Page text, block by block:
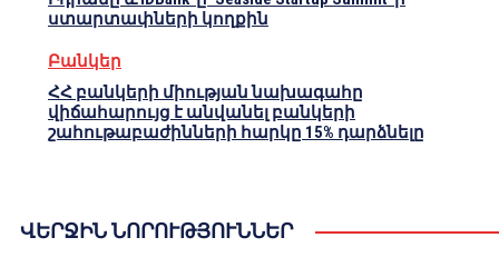
ստարտափների կողքին
Բանկեր
ՀՀ բանկերի միության նախագահը
վիճահարույց է անվանել բանկերի
շահութաբաժինների հարկը 15% դարձնելը
ՎԵՐՋԻՆ ՆՈՐՈՒԹՅՈՒՆՆԵՐ